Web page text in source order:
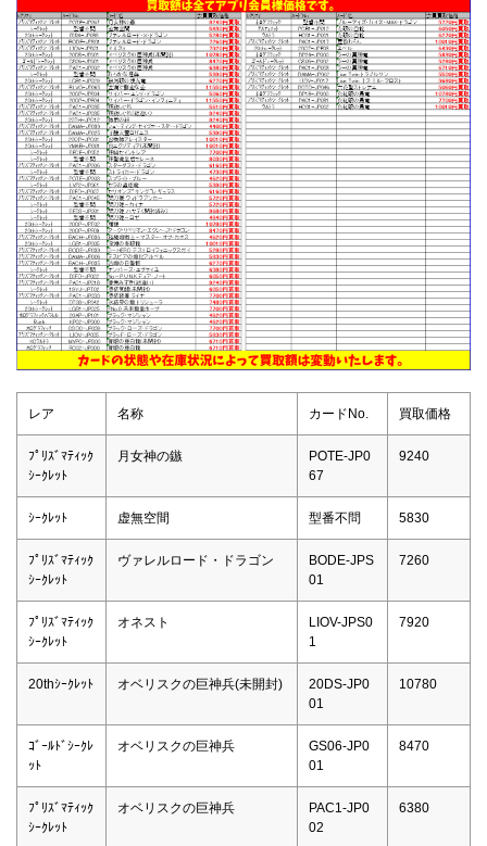
レア 名称 カードNo. 買取価格
ﾌﾟﾘｽﾞﾏﾃｨｯｸ
ｼｰｸﾚｯﾄ
月女神の鏃
POTE-JP0
67
9240
ｼｰｸﾚｯﾄ 虚無空間 型番不問 5830
ﾌﾟﾘｽﾞﾏﾃｨｯｸ
ｼｰｸﾚｯﾄ
ヴァレルロード・ドラゴン
BODE-JPS
01
7260
ﾌﾟﾘｽﾞﾏﾃｨｯｸ
ｼｰｸﾚｯﾄ
オネスト
LIOV-JPS0
1
7920
20thｼｰｸﾚｯﾄ オベリスクの巨神兵(未開封)
20DS-JP0
01
10780
ｺﾞｰﾙﾄﾞｼｰｸﾚ
ｯﾄ
オベリスクの巨神兵
GS06-JP0
01
8470
ﾌﾟﾘｽﾞﾏﾃｨｯｸ
ｼｰｸﾚｯﾄ
オベリスクの巨神兵
PAC1-JP0
02
6380